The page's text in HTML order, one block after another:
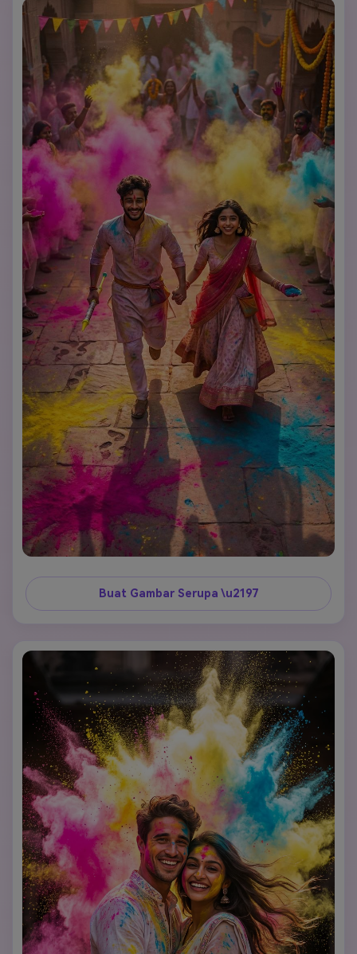
Buat Gambar Serupa \u2197